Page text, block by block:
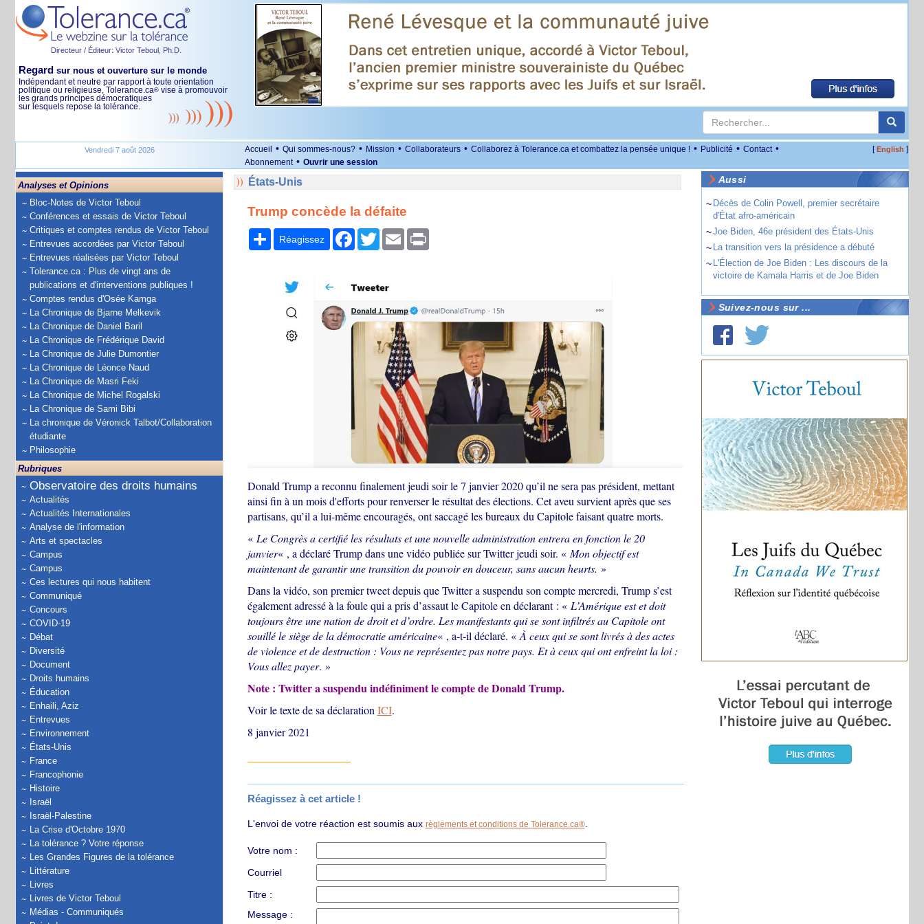
Directeur / Éditeur: Victor Teboul, Ph.D.
Regard sur nous et ouverture sur le monde
Indépendant et neutre par rapport à toute orientation
politique ou religieuse, Tolerance.ca® vise à promouvoir
les grands principes démocratiques
sur lesquels repose la tolérance.
Vendredi 7 août 2026 Accueil • Qui sommes-nous? • Mission • Collaborateurs • Collaborez à Tolerance.ca et combattez la pensée unique ! • Publicité • Contact •
Abonnement • Ouvrir une session
[English ]
Analyses et Opinions
Bloc-Notes de Victor Teboul
Conférences et essais de Victor Teboul
Critiques et comptes rendus de Victor Teboul
Entrevues accordées par Victor Teboul
Entrevues réalisées par Victor Teboul
Tolerance.ca : Plus de vingt ans de
publications et d'interventions publiques !
Comptes rendus d'Osée Kamga
La Chronique de Bjarne Melkevik
La Chronique de Daniel Baril
La Chronique de Frédérique David
La Chronique de Julie Dumontier
La Chronique de Léonce Naud
La Chronique de Masri Feki
La Chronique de Michel Rogalski
La Chronique de Sami Bibi
La chronique de Véronick Talbot/Collaboration
étudiante
Philosophie
Rubriques
Observatoire des droits humains
Actualités
Actualités Internationales
Analyse de l'information
Arts et spectacles
Campus
Campus
Ces lectures qui nous habitent
Communiqué
Concours
COVID-19
Débat
Diversité
Document
Droits humains
Éducation
Enhaili, Aziz
Entrevues
Environnement
États-Unis
France
Francophonie
Histoire
Israël
Israël-Palestine
La Crise d'Octobre 1970
La tolérance ? Votre réponse
Les Grandes Figures de la tolérance
Littérature
Livres
Livres de Victor Teboul
Médias - Communiqués
États-Unis
Trump concède la défaite
Partager
Réagissez Facebook
TwitterEmail Print
Donald Trump a reconnu finalement jeudi soir le 7 janvier 2020 qu’il ne sera pas président, mettant
ainsi fin à un mois d'efforts pour renverser le résultat des élections. Cet aveu survient après que ses
partisans, qu’il a lui-même encouragés, ont saccagé les bureaux du Capitole faisant quatre morts.
« Le Congrès a certifié les résultats et une nouvelle administration entrera en fonction le 20
janvier« , a déclaré Trump dans une vidéo publiée sur Twitter jeudi soir. «Mon objectif est
maintenant de garantir une transition du pouvoir en douceur, sans aucun heurts. »
Dans la vidéo, son premier tweet depuis que Twitter a suspendu son compte mercredi, Trump s’est
également adressé à la foule qui a pris d’assaut le Capitole en déclarant : « L’Amérique est et doit
toujours être une nation de droit et d’ordre. Les manifestants qui se sont infiltrés au Capitole ont
souillé le siège de la démocratie américaine« , a-t-il déclaré. «À ceux qui se sont livrés à des actes
de violence et de destruction : Vous ne représentez pas notre pays. Et à ceux qui ont enfreint la loi :
Vous allez payer. »
Note : Twitter a suspendu indéfiniment le compte de Donald Trump.
Voir le texte de sa déclarationICI.
8 janvier 2021
Réagissez à cet article !
L'envoi de votre réaction est soumis aux règlements et conditions de Tolerance.ca®.
Votre nom :
Courriel
Titre :
Message :
Aussi
~ Décès de Colin Powell, premier secrétaire
d'État afro-américain
~Joe Biden, 46e président des États-Unis
~ La transition vers la présidence a débuté
~ L'Élection de Joe Biden : Les discours de la
victoire de Kamala Harris et de Joe Biden
Suivez-nous sur ...